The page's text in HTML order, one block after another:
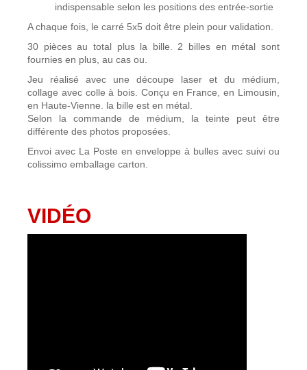
indispensable selon les positions des entrée-sortie
A chaque fois, le carré 5x5 doit être plein pour validation.
30 pièces au total plus la bille. 2 billes en métal sont
fournies en plus, au cas ou.
Jeu réalisé avec une découpe laser et du médium,
collage avec colle à bois. Conçu en France, en Limousin,
en Haute-Vienne. la bille est en métal.
Selon la commande de médium, la teinte peut être
différente des photos proposées.
Envoi avec La Poste en enveloppe à bulles avec suivi ou
colissimo emballage carton.
VIDÉO